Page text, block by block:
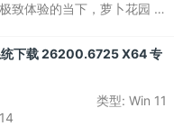
致体验的当下，萝卜花园 Wi
注意事项等方面为大家详细
统下载 26200.6725 X64 专
类型: Win 11